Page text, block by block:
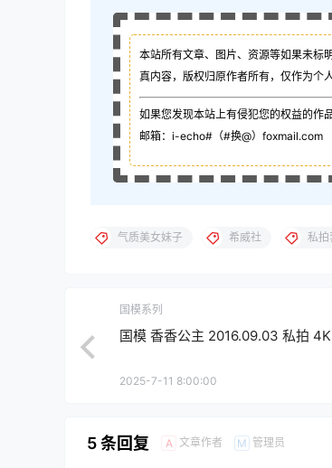
本站所有文章、图片、资源等如果未标
真内容，版权归原作者所有，仅作为个
如果您发现本站上有侵犯您的权益的作
邮箱：i-echo#（#换@）foxmail.com
气质美女妹子 希威社 私拍
国模系列
国模 香香公主 2016.09.03 私拍
2025-7-11 8:00:00
5 条回复 A 文章作者 M 管理员